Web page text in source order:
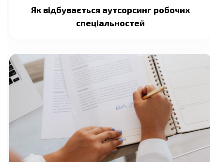
Як відбувається аутсорсинг робочих
спеціальностей